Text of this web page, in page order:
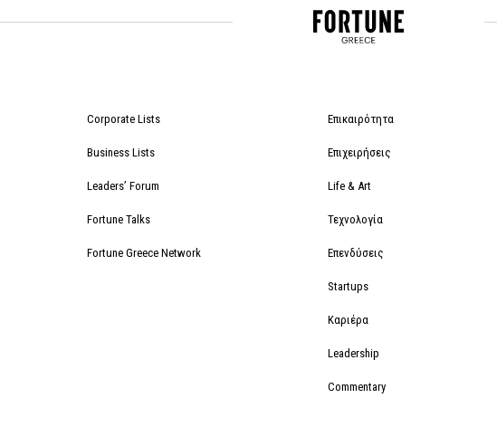
Corporate Lists
Business Lists
Leaders’ Forum
Fortune Talks
Fortune Greece Network
Επικαιρότητα
Επιχειρήσεις
Life & Art
Τεχνολογία
Επενδύσεις
Startups
Καριέρα
Leadership
Commentary